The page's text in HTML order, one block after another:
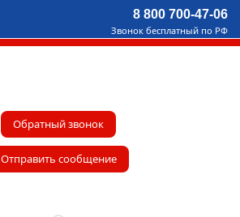
8 800 700-47-06
Звонок бесплатный по РФ
Обратный звонок
Отправить сообщение